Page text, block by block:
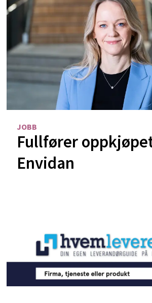
JOBB
Fullfører
Envidan